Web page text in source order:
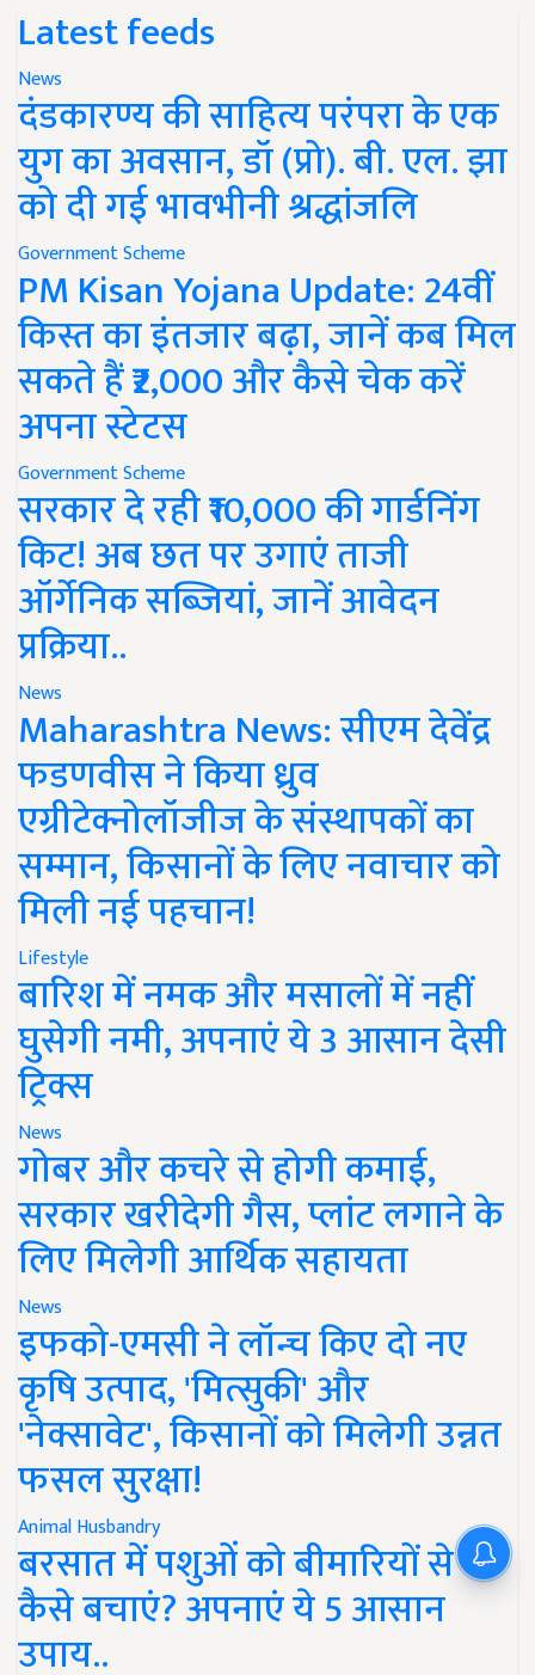
Latest feeds
News
दंडकारण्य की साहित्य परंपरा के एक
युग का अवसान, डॉ (प्रो). बी. एल. झा
को दी गई भावभीनी श्रद्धांजलि
Government Scheme
PM Kisan Yojana Update: 24वीं
किस्त का इंतजार बढ़ा, जानें कब मिल
सकते हैं ₹2,000 और कैसे चेक करें
अपना स्टेटस
Government Scheme
सरकार दे रही ₹10,000 की गार्डनिंग
किट! अब छत पर उगाएं ताजी
ऑर्गेनिक सब्जियां, जानें आवेदन
प्रक्रिया..
News
Maharashtra News: सीएम देवेंद्र
फडणवीस ने किया ध्रुव
एग्रीटेक्नोलॉजीज के संस्थापकों का
सम्मान, किसानों के लिए नवाचार को
मिली नई पहचान!
Lifestyle
बारिश में नमक और मसालों में नहीं
घुसेगी नमी, अपनाएं ये 3 आसान देसी
ट्रिक्स
News
गोबर और कचरे से होगी कमाई,
सरकार खरीदेगी गैस, प्लांट लगाने के
लिए मिलेगी आर्थिक सहायता
News
इफको-एमसी ने लॉन्च किए दो नए
कृषि उत्पाद, 'मित्सुकी' और
'नेक्सावेट', किसानों को मिलेगी उन्नत
फसल सुरक्षा!
Animal Husbandry
बरसात में पशुओं को बीमारियों से
कैसे बचाएं? अपनाएं ये 5 आसान
उपाय..